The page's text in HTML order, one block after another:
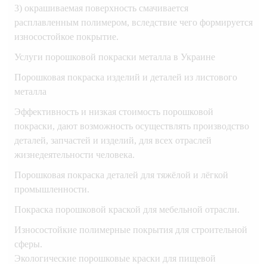
3) окрашиваемая поверхность смачивается
расплавленным полимером, вследствие чего формируется
износостойкое покрытие.
Услуги порошковой покраски металла в Украине
Порошковая покраска изделий и деталей из листового
металла
Эффективность и низкая стоимость порошковой
покраски, дают возможность осуществлять производство
деталей, запчастей и изделий, для всех отраслей
жизнедеятельности человека.
Порошковая покраска деталей для тяжёлой и лёгкой
промышленности.
Покраска порошковой краской для мебельной отрасли.
Износостойкие полимерные покрытия для строительной
сферы.
Экологические порошковые краски для пищевой